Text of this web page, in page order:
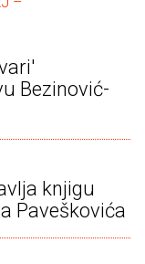
Bezinović-
knjigu
Paveškovića